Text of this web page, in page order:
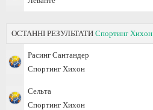
ОСТАННІ РЕЗУЛЬТАТИ Спортинг Хихон
Расинг Сантандер
Спортинг Хихон
Сельта
Спортинг Хихон